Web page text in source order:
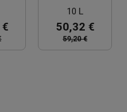
€
10 L
50,32 €
59,20 €